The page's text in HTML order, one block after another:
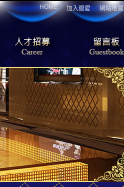
HOME 加入最愛 網站地圖